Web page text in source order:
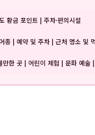
황금 포인트 | 주차·편의시설
종 | 예약 및 주차 | 근처 명소 및
만한 곳 | 어린이 체험 | 문화 예술